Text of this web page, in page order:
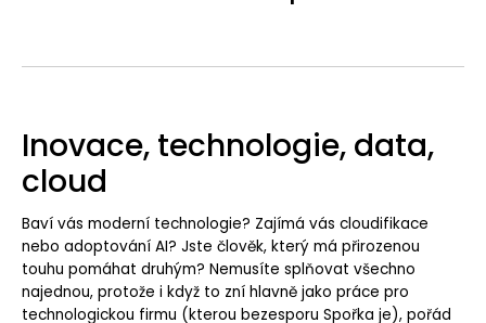
Inovace, technologie, data,
cloud
Baví vás moderní technologie? Zajímá vás cloudifikace
nebo adoptování AI? Jste člověk, který má přirozenou
touhu pomáhat druhým? Nemusíte splňovat všechno
najednou, protože i když to zní hlavně jako práce pro
technologickou firmu (kterou bezesporu Spořka je), pořád